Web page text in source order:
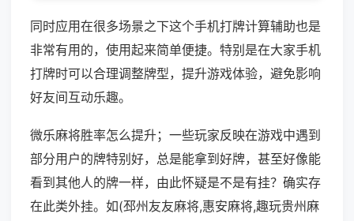
同时应用在很多场景之下这个手机打牌计算辅助也是
非常有用的，使用起来简单便捷。特别是在大家手机
打牌时可以合理调整牌型，提升游戏体验，避免影响
好友间互动乐趣。
微乐麻将胜率怎么提升；一些玩家反映在游戏中遇到
部分用户的牌特别好，总是能拿到好牌，甚至好像能
看到其他人的牌一样，由此怀疑是不是有挂？确实存
在此类外挂。如(邳州友友麻将,惠安麻将,趣玩贵州麻